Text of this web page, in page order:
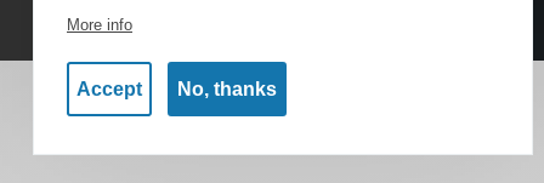
More info
Accept No, thanks